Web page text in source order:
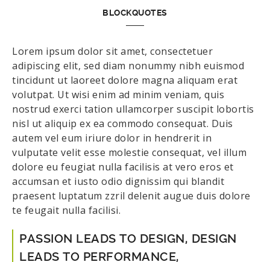
BLOCKQUOTES
Lorem ipsum dolor sit amet, consectetuer
adipiscing elit, sed diam nonummy nibh euismod
tincidunt ut laoreet dolore magna aliquam erat
volutpat. Ut wisi enim ad minim veniam, quis
nostrud exerci tation ullamcorper suscipit lobortis
nisl ut aliquip ex ea commodo consequat. Duis
autem vel eum iriure dolor in hendrerit in
vulputate velit esse molestie consequat, vel illum
dolore eu feugiat nulla facilisis at vero eros et
accumsan et iusto odio dignissim qui blandit
praesent luptatum zzril delenit augue duis dolore
te feugait nulla facilisi.
PASSION LEADS TO DESIGN, DESIGN
LEADS TO PERFORMANCE,